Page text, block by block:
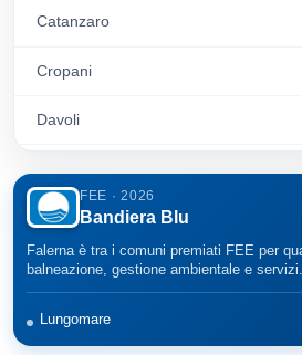
Catanzaro
Cropani
Davoli
Guardavalle
Montepaone
Nocera Terinese
FEE · 2026
Bandiera Blu
Falerna è tra i comuni premiati FEE per
balneazione, gestione ambientale e servizi.
Lungomare